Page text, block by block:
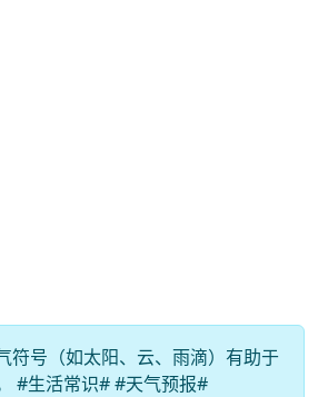
符号（如太阳、云、雨滴）有助于
#生活常识# #天气预报#